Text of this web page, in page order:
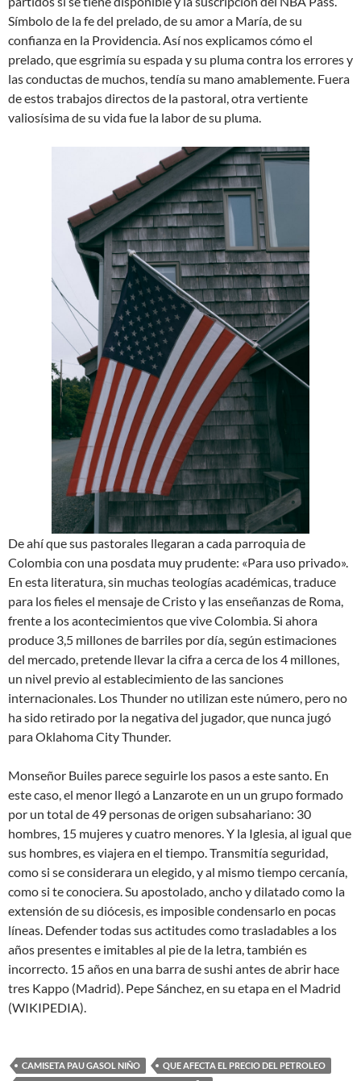
Símbolo de la fe del prelado, de su amor a María, de su
confianza en la Providencia. Así nos explicamos cómo el
prelado, que esgrimía su espada y su pluma contra los errores y
las conductas de muchos, tendía su mano amablemente. Fuera
de estos trabajos directos de la pastoral, otra vertiente
valiosísima de su vida fue la labor de su pluma.
De ahí que sus pastorales llegaran a cada parroquia de
Colombia con una posdata muy prudente: «Para uso privado».
En esta literatura, sin muchas teologías académicas, traduce
para los fieles el mensaje de Cristo y las enseñanzas de Roma,
frente a los acontecimientos que vive Colombia. Si ahora
produce 3,5 millones de barriles por día, según estimaciones
del mercado, pretende llevar la cifra a cerca de los 4 millones,
un nivel previo al establecimiento de las sanciones
internacionales. Los Thunder no utilizan este número, pero no
ha sido retirado por la negativa del jugador, que nunca jugó
para Oklahoma City Thunder.
Monseñor Builes parece seguirle los pasos a este santo. En
este caso, el menor llegó a Lanzarote en un un grupo formado
por un total de 49 personas de origen subsahariano: 30
hombres, 15 mujeres y cuatro menores. Y la Iglesia, al igual que
sus hombres, es viajera en el tiempo. Transmitía seguridad,
como si se considerara un elegido, y al mismo tiempo cercanía,
como si te conociera. Su apostolado, ancho y dilatado como la
extensión de su diócesis, es imposible condensarlo en pocas
líneas. Defender todas sus actitudes como trasladables a los
años presentes e imitables al pie de la letra, también es
incorrecto. 15 años en una barra de sushi antes de abrir hace
tres Kappo (Madrid). Pepe Sánchez, en su etapa en el Madrid
(WIKIPEDIA).
CAMISETA PAU GASOL NIÑO
QUE AFECTA EL PRECIO DEL PETROLEO